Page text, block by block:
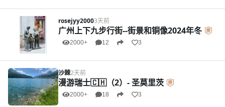
rosejyy20003天前
广州上下九步行街--街景和铜像2024年冬
2000+ 12 3
沙棘2天前
漫游瑞士🇨🇭（2）- 圣莫里茨
2000+ 18 3